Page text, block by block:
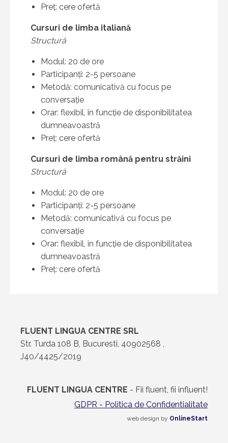
Preț: cere ofertă
Cursuri de limba italiană
Structură
Modul: 20 de ore
Participanți: 2-5 persoane
Metodă: comunicativă cu focus pe
conversație
Orar: flexibil, în funcție de disponibilitatea
dumneavoastră
Preț: cere ofertă
Cursuri de limba română pentru străini
Structură
Modul: 20 de ore
Participanți: 2-5 persoane
Metodă: comunicativă cu focus pe
conversație
Orar: flexibil, în funcție de disponibilitatea
dumneavoastră
Preț: cere ofertă
FLUENT LINGUA CENTRE SRL
Str. Turda 108 B, Bucuresti, 40902568 ,
J40/4425/2019
FLUENT LINGUA CENTRE - Fii fluent, fii influent!
GDPR - Politica de Confidentialitate
web design by OnlineStart